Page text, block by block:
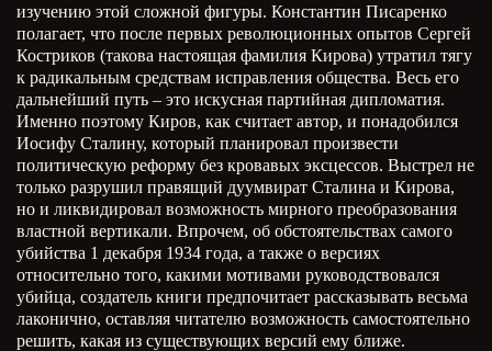
изучению этой сложной фигуры. Константин Писаренко
полагает, что после первых революционных опытов Сергей
Костриков (такова настоящая фамилия Кирова) утратил тягу
к радикальным средствам исправления общества. Весь его
дальнейший путь – это искусная партийная дипломатия.
Именно поэтому Киров, как считает автор, и понадобился
Иосифу Сталину, который планировал произвести
политическую реформу без кровавых эксцессов. Выстрел не
только разрушил правящий дуумвират Сталина и Кирова,
но и ликвидировал возможность мирного преобразования
властной вертикали. Впрочем, об обстоятельствах самого
убийства 1 декабря 1934 года, а также о версиях
относительно того, какими мотивами руководствовался
убийца, создатель книги предпочитает рассказывать весьма
лаконично, оставляя читателю возможность самостоятельно
решить, какая из существующих версий ему ближе.